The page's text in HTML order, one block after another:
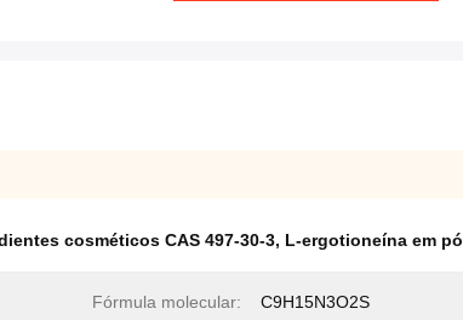
cosméticos CAS 497-30-3, L-ergotioneína em pó
Fórmula molecular: C9H15N3O2S